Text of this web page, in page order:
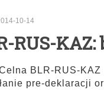
10-14
RUS-
BLR-RUS-
pre-deklaracji